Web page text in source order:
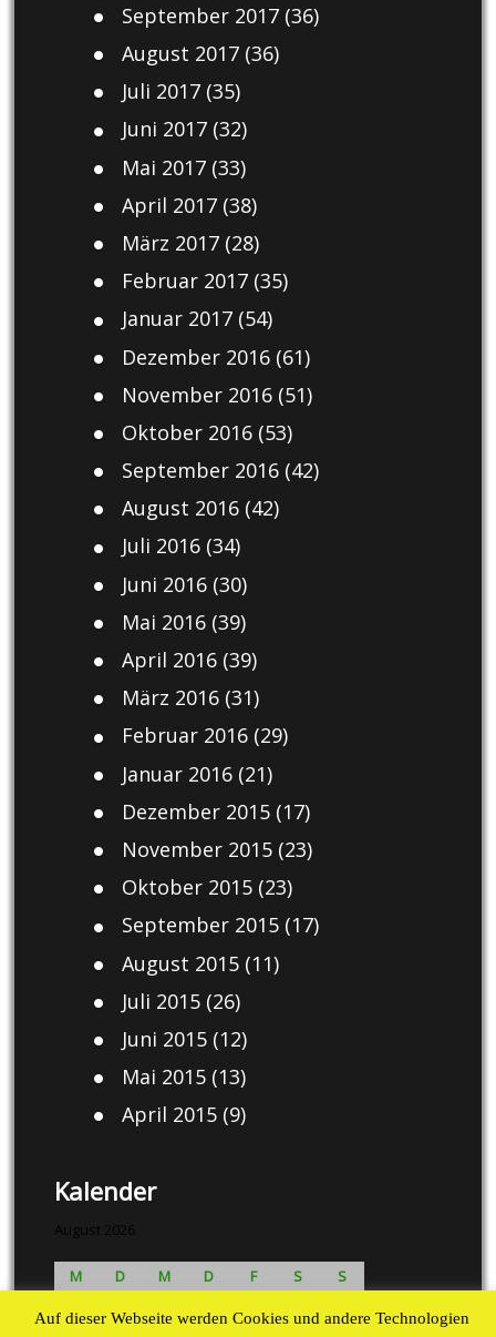
September 2017(36)
August 2017(36)
Juli 2017(35)
Juni 2017(32)
Mai 2017(33)
April 2017(38)
März 2017(28)
Februar 2017(35)
Januar 2017(54)
Dezember 2016(61)
November 2016(51)
Oktober 2016(53)
September 2016(42)
August 2016(42)
Juli 2016(34)
Juni 2016(30)
Mai 2016(39)
April 2016(39)
März 2016(31)
Februar 2016(29)
Januar 2016(21)
Dezember 2015(17)
November 2015(23)
Oktober 2015(23)
September 2015(17)
August 2015(11)
Juli 2015(26)
Juni 2015(12)
Mai 2015(13)
April 2015(9)
Kalender
August 2026
M D M D F S
S
Auf dieser Webseite werden Cookies und andere Technologien